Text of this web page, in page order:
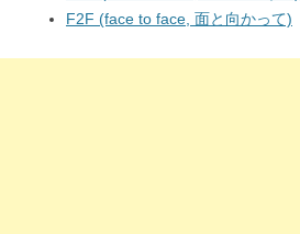
F2F (face to face, 面と向かって)